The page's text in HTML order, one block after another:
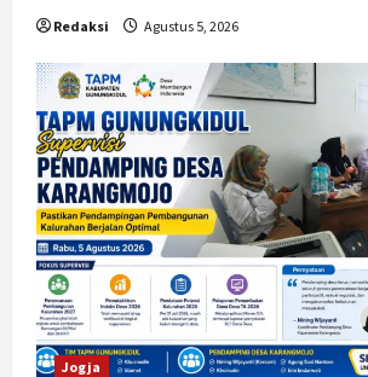
Redaksi Agustus 5, 2026
Jogja